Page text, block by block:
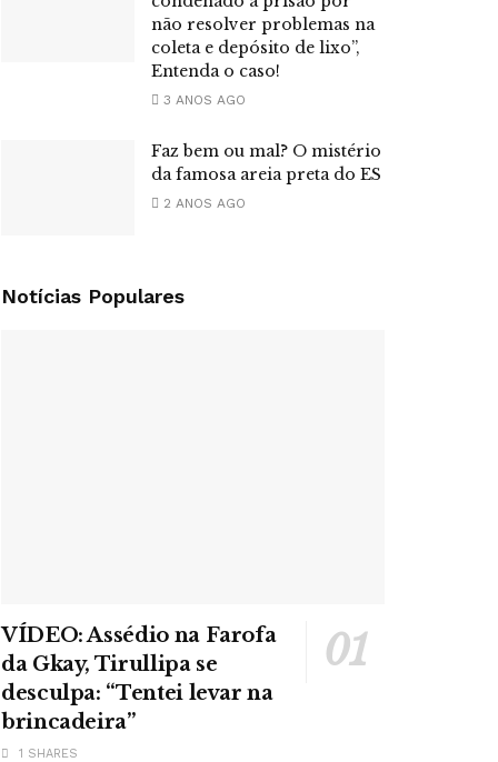
não resolver problemas na
coleta e depósito de lixo”,
Entenda o caso!
3 ANOS AGO
Faz bem ou mal? O mistério
da famosa areia preta do ES
2 ANOS AGO
Notícias Populares
VÍDEO: Assédio na Farofa
da Gkay, Tirullipa se
desculpa: “Tentei levar na
brincadeira”
1 SHARES